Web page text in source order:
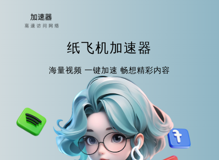
纸飞机加速器
海量视频 一键加速 畅想精彩内容